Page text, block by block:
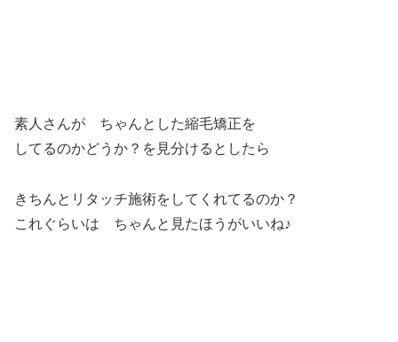
素人さんが ちゃんとした縮毛矯正を
してるのかどうか？を見分けるとしたら
きちんとリタッチ施術をしてくれてるのか？
これぐらいは ちゃんと見たほうがいいね♪